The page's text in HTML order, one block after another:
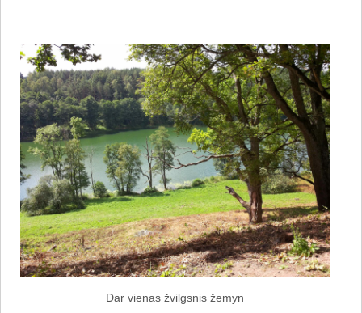
Dar vienas žvilgsnis žemyn